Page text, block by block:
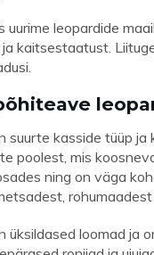
uurime leopardide
kaitsestaatust.
suurte kasside tüüp ja
poolest, mis
ning on väga
üksildased loomad ja